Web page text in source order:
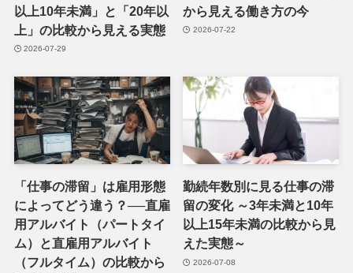
以上10年未満」と「20年以
上」の比較から見える実態
2026-07-29
から見える働き方の今
2026-07-22
「仕事の滞留」は雇用形態
によってどう違う？──直雇
用アルバイト（パートタイ
ム）と直雇用アルバイト
（フルタイム）の比較から
勤続年数別に見る仕事の滞
留の変化 ～3年未満と10年
以上15年未満の比較から見
えた実態～
2026-07-08